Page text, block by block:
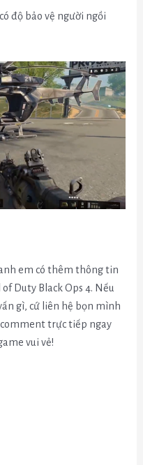
độ bảo vệ người ngồi
em có thêm thông tin
Duty Black Ops 4. Nếu
gì, cứ liên hệ bọn mình
trực tiếp ngay
vui vẻ!